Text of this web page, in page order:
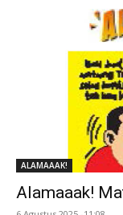
ALAMAAAK!
Alamaaak!